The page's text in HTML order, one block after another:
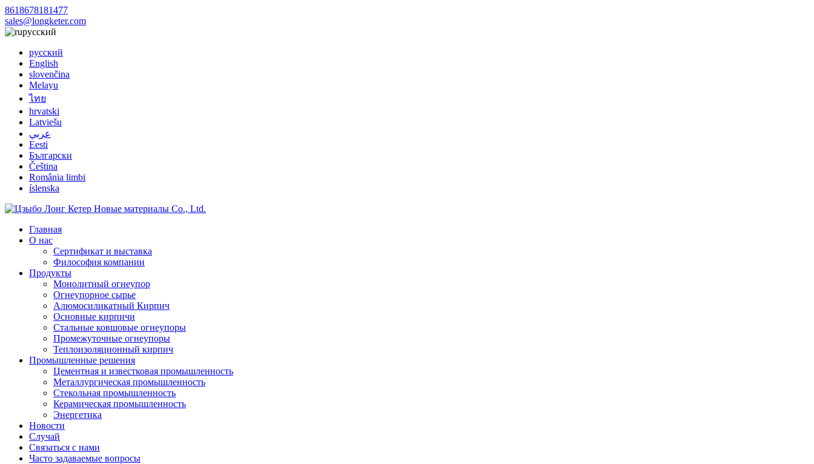
8618678181477
sales@longketer.com
русский
русский
English
slovenčina
Melayu
ไทย
hrvatski
Latviešu
عربي
Eesti
Български
Čeština
România limbi
íslenska
Главная
О нас
Сертификат и выставка
Философия компании
Продукты
Монолитный огнеупор
Огнеупорное сырье
Алюмосиликатный Кирпич
Основные кирпичи
Стальные ковшовые огнеупоры
Промежуточные огнеупоры
Теплоизоляционный кирпич
Промышленные решения
Цементная и известковая промышленность
Металлургическая промышленность
Стекольная промышленность
Керамическая промышленность
Энергетика
Новости
Случай
Связаться с нами
Часто задаваемые вопросы